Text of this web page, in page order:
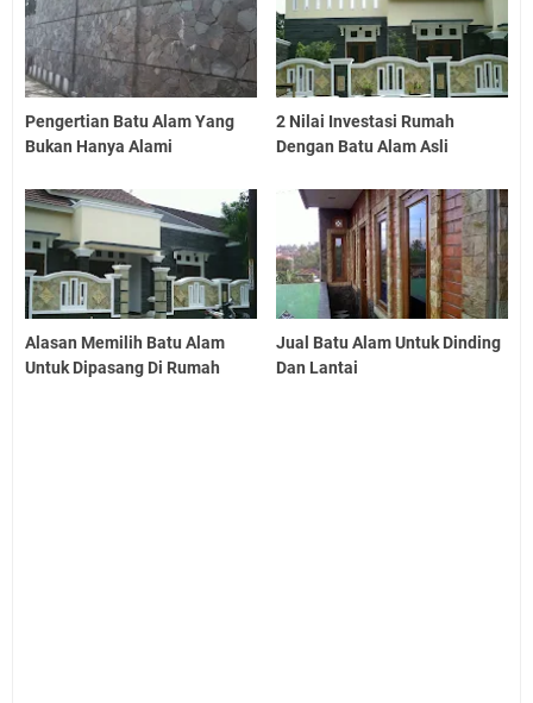
Pengertian Batu Alam Yang
Bukan Hanya Alami
2 Nilai Investasi Rumah
Dengan Batu Alam Asli
Alasan Memilih Batu Alam
Untuk Dipasang Di Rumah
Jual Batu Alam Untuk Dinding
Dan Lantai